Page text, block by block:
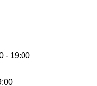
- 19:00